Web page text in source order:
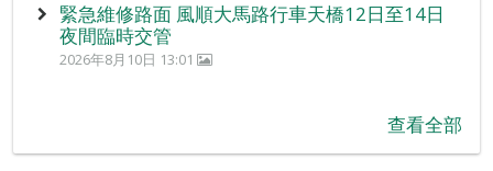
緊急維修路面 風順大馬路行車天橋12日至14日
夜間臨時交管
2026年8月10日 13:01
查看全部